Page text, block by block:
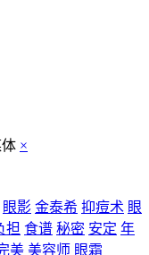
×
眼影 金泰希 抑痘术 眼
担 食谱 秘密 安定 年
美 美容师 眼霜